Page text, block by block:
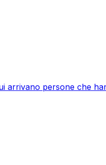
arrivano persone che